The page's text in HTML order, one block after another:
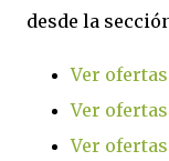
desde la
Ver
Ver
Ver